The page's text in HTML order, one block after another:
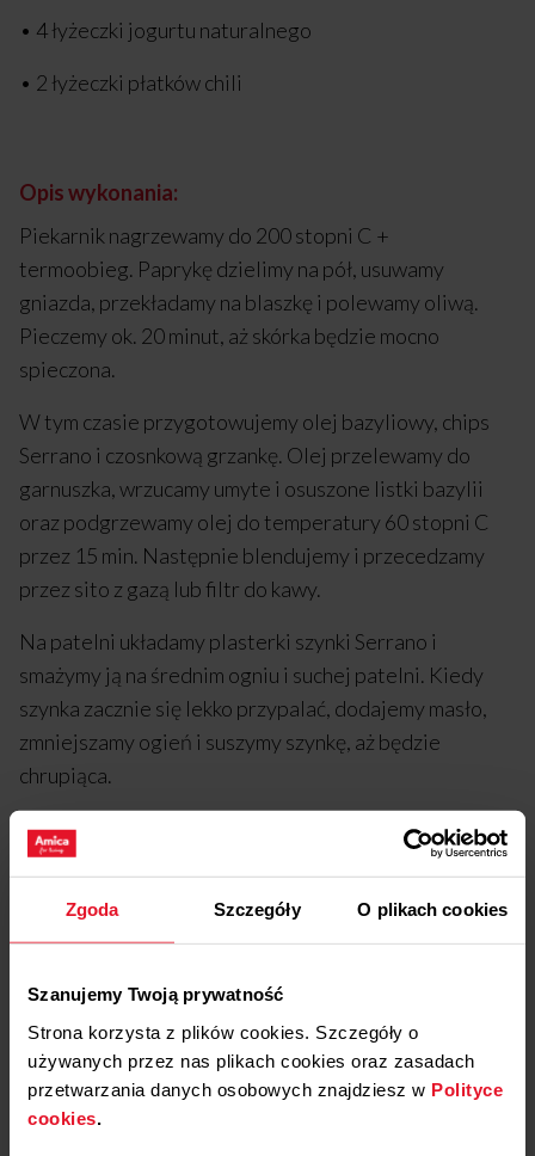
Zgoda Szczegóły O plikach cookies
Szanujemy Twoją prywatność
Strona korzysta z plików cookies. Szczegóły o
używanych przez nas plikach cookies oraz zasadach
przetwarzania danych osobowych znajdziesz w Polityce
cookies
• 4 łyżeczki jogurtu naturalnego
• 2 łyżeczki płatków chili
Opis wykonania:
Piekarnik nagrzewamy do 200 stopni C +
termoobieg. Paprykę dzielimy na pół, usuwamy
gniazda, przekładamy na blaszkę i polewamy oliwą.
Pieczemy ok. 20 minut, aż skórka będzie mocno
spieczona.
W tym czasie przygotowujemy olej bazyliowy, chips
Serrano i czosnkową grzankę. Olej przelewamy do
garnuszka, wrzucamy umyte i osuszone listki bazylii
oraz podgrzewamy olej do temperatury 60 stopni C
przez 15 min. Następnie blendujemy i przecedzamy
przez sito z gazą lub filtr do kawy.
Na patelni układamy plasterki szynki Serrano i
smażymy ją na średnim ogniu i suchej patelni. Kiedy
szynka zacznie się lekko przypalać, dodajemy masło,
zmniejszamy ogień i suszymy szynkę, aż będzie
chrupiąca.
Bagietkę kroimy na grzanki. Smarujemy z jednej
strony masłem i zarumieniamy ją na średnim ogniu z
zarumieniona, to bierzemy obrany ząbek czosnku i
aluminiową i ściereczką kuchenną na 10 min.
Następnie obieramy ze skórki.
W garnku rozgrzewamy oliwę, przesmażamy kolejno